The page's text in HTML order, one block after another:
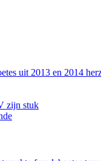
uit 2013 en 2014
zijn stuk